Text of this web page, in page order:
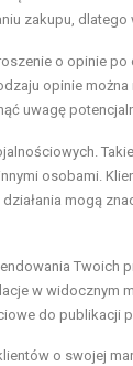
zakupu,
o opinie
opinie
uwagę
osobami.
mogą
Twoich
w widocznym
do publikacji
o swojej